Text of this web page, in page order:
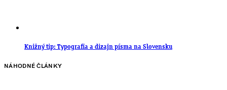
Knižný tip: Typografia a dizajn písma na Slovensku
NÁHODNÉ ČLÁNKY